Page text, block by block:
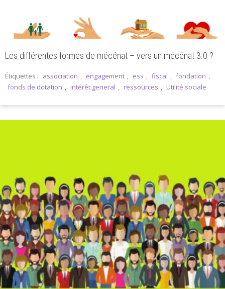
Les différentes formes de mécénat – vers un mécénat 3.0 ?
Étiquettes : association , engagement , ess , fiscal , fondation ,
fonds de dotation , intérêt general , ressources , Utilité sociale